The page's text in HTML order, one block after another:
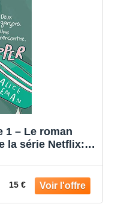
1 – Le roman
la série Netflix:
15 €